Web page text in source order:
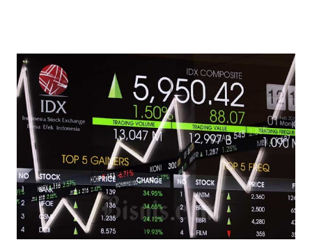
bahas satu per satu ya. mulai dari Sektor Industri Dasar dan
Kimia. 1. Sektor Industri Dasar dan Kimia terdiri lagi dari 8
sub-sektor yaitu : a. Sub Sektor Semen Indocement Tunggal
Prakasa Tbk (INTP) Semen Baturaja (Persero) Tbk (SMBR)
Solusi Bangun Indonesia Tbk (SMCB) Semen Indonesia
(Persero) Tbk (SMGR) Waskita Beton Precast Tbk (WSBP)
Wijaya Karya Beton Tbk (WTON) b. Sub Sektor Keramik
Porselin dan Kaca Asahimas Flat Glass Tbk (AMFG) Arwana
Citra Mulia Tbk (ARNA) Cahayaputra Asa Keramik Tbk
(CAKK) Inti Keram...